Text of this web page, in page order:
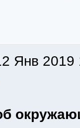
Янв 2019